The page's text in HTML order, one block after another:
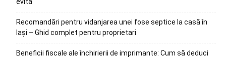
evita
Recomandări pentru vidanjarea unei fose septice la casă în
Iași – Ghid complet pentru proprietari
Beneficii fiscale ale închirierii de imprimante: Cum să deduci